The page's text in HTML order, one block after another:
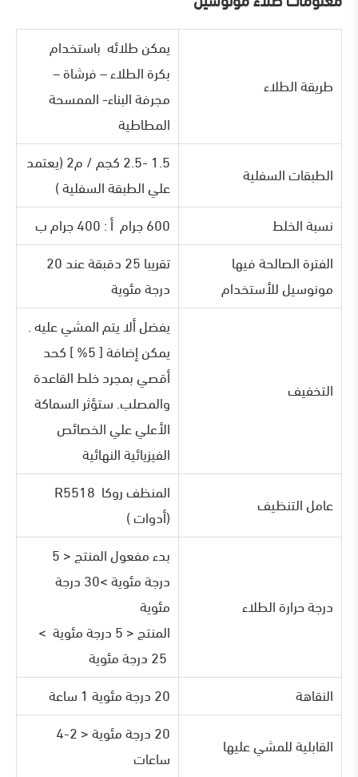
طريقة الطلاء
يمكن طلائه باستخدام
بكرة الطلاء – فرشاة –
مجرفة البناء- الممسحة
المطاطية
الطبقات السفلية
1.5 -2.5 كجم / م2 (يعتمد
علي الطبقة السفلية )
نسبة الخلط
600 جرام أ : 400 جرام ب
الفترة الصالحة فيها
مونوسيل للأستخدام
تقريبا 25 دقبقة عند 20
درجة مئوية
التخفيف
يفضل ألا يتم المشي عليه .
يمكن إضافة [ 5% ] كحد
أقصي بمجرد خلط القاعدة
والمصلب. ستؤثر السماكة
الأعلي علي الخصائص
الفيزيائية النهائية
عامل التنظيف
المنظف روكا R5518
(أدوات )
درجة حرارة الطلاء
بدء مفعول المنتج < 5
درجة مئوية >30 درجة
مئوية
المنتج < 5 درجة مئوية >
النقاهة
20 درجة مئوية 1 ساعة
القابلية للمشي عليها
20 درجة مئوية < 2-4
ساعات